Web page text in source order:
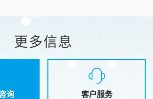
更多信息
询 客户服务